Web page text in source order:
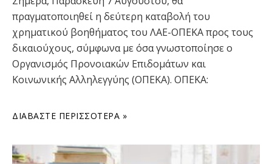
πραγματοποιηθεί η δεύτερη καταβολή του
χρηματικού βοηθήματος του ΛΑΕ-ΟΠΕΚΑ προς τους
δικαιούχους, σύμφωνα με όσα γνωστοποίησε ο
Οργανισμός Προνοιακών Επιδομάτων και
Κοινωνικής Αλληλεγγύης (ΟΠΕΚΑ). ΟΠΕΚΑ:
ΔΙΑΒΆΣΤΕ ΠΕΡΙΣΣΌΤΕΡΑ »